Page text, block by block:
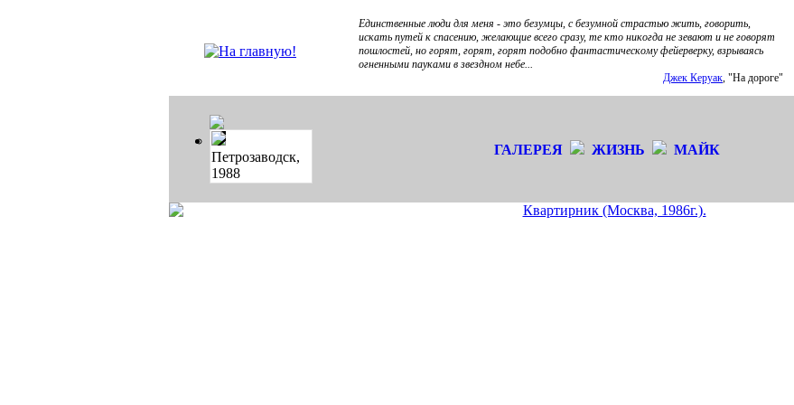
Единственные люди для меня - это безумцы, с безумной страстью жить, говорить,
искать путей к спасению, желающие всего сразу, те кто никогда не зевают и не говорят
пошлостей, но горят, горят, горят подобно фантастическому фейерверку, взрываясь
огненными пауками в звездном небе...
Джек Керуак, "На дороге"
Петрозаводск,
1988
ГАЛЕРЕЯ ЖИЗНЬ МАЙК